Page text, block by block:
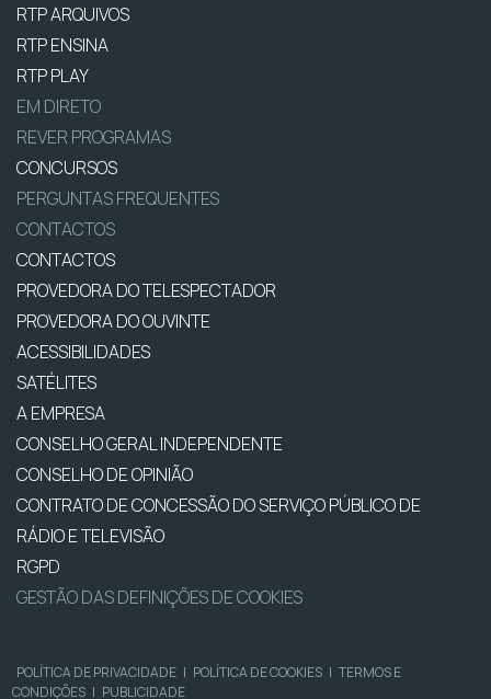
RTP ARQUIVOS
RTP ENSINA
RTP PLAY
EM DIRETO
REVER PROGRAMAS
CONCURSOS
PERGUNTAS FREQUENTES
CONTACTOS
CONTACTOS
PROVEDORA DO TELESPECTADOR
PROVEDORA DO OUVINTE
ACESSIBILIDADES
SATÉLITES
A EMPRESA
CONSELHO GERAL INDEPENDENTE
CONSELHO DE OPINIÃO
CONTRATO DE CONCESSÃO DO SERVIÇO PÚBLICO DE
RÁDIO E TELEVISÃO
RGPD
GESTÃO DAS DEFINIÇÕES DE COOKIES
POLÍTICA DE PRIVACIDADE | POLÍTICA DE COOKIES | TERMOS E
CONDIÇÕES | PUBLICIDADE